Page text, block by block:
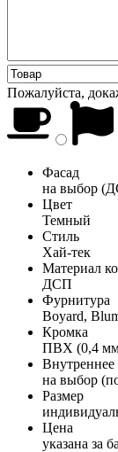
Пожалуйста,
Фасад
на выбор
Цвет
Темный
Стиль
Хай-тек
Материал
ДСП
Фурнитура
Boyard,
Кромка
ПВХ (0,4
на выбор
Размер
Цена
указана за